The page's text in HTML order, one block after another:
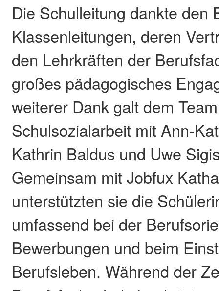
Die Schulleitung dankte den
Klassenleitungen, deren
den Lehrkräften der
großes pädagogisches
weiterer Dank galt dem
Schulsozialarbeit mit Ann-
Kathrin Baldus und Uwe
Gemeinsam mit Jobfux
unterstützten sie die
umfassend bei der
Bewerbungen und beim
Berufsleben. Während der